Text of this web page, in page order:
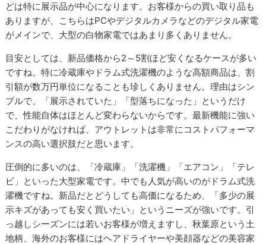
どは特に展示品が中心になります。お客様からの買い取り品も
ありますが、こちらはPCやデジタルカメラなどのデジタル家電
がメインで、大型の白物家電ではあまり多くありません。
目安としては、新品価格から2～5割ほど安くなるケースが多い
ですね。特に冷蔵庫やドラム式洗濯機のような高額商品は、割
引額が数万円単位になることも珍しくありません。理由はシン
プルで、「展示されていた」「型落ちになった」というだけ
で、性能自体はほとんど変わらないからです。最新機能に強い
こだわりがなければ、アウトレットは非常にコストパフォーマ
ンスの高い選択肢だと思います。
圧倒的に多いのは、「冷蔵庫」「洗濯機」「エアコン」「テレ
ビ」といった大型家電です。中でも人気が高いのがドラム式洗
濯機ですね。新品だとどうしても高価になるため、「多少の展
示キズがあっても安く買いたい」というニーズが強いです。引
っ越しシーズンには若いお客様が増えますし、秋葉原という土
地柄、海外のお客様にはヘアドライヤーや美顔器などの美容家